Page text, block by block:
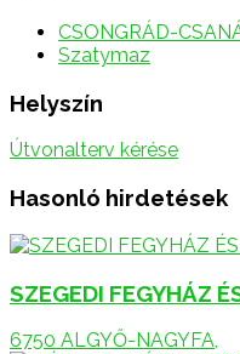
CSONGRÁD-
Szatymaz
Helyszín
Útvonalterv kérése
Hasonló hirdetések
SZEGEDI FEGYHÁZ
6750 ALGYŐ-NAGYFA,